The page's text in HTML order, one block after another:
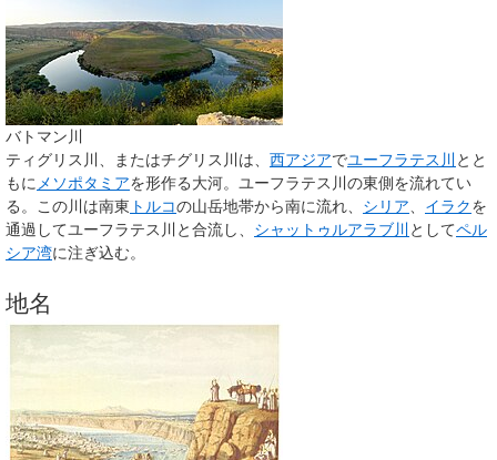
バトマン川
ティグリス川
、またはチグリス川 は、 西アジアでユーフラテス川 とと
もに メソポタミアを形作る大河。ユーフラテス川の東側を流れてい
る。この川は南東 トルコの山岳地帯から南に流れ、 シリア イラクを
通過してユーフラテス川と合流し、 シャットゥルアラブ川 としてペル
シア湾に注ぎ込む。
地名